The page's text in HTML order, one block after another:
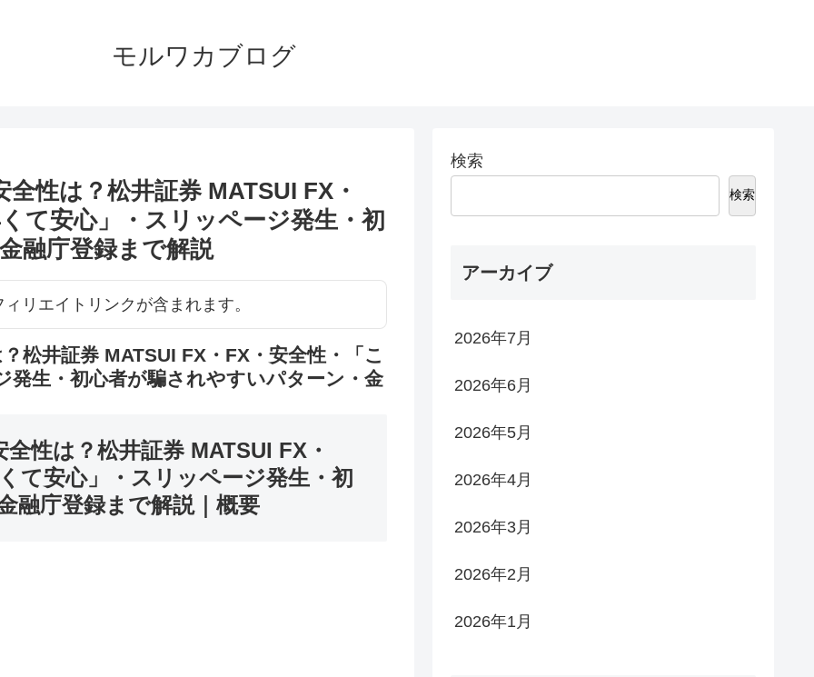
モルワカブログ
性は？松井証券 MATSUI FX・
て安心」・スリッページ発生・初
融庁登録まで解説
リエイトリンクが含まれます。
松井証券 MATSUI FX・FX・安全性・「こ
生・初心者が騙されやすいパターン・金
性は？松井証券 MATSUI FX・
て安心」・スリッページ発生・初
融庁登録まで解説｜概要
検索
検索
アーカイブ
2026年7月
2026年6月
2026年5月
2026年4月
2026年3月
2026年2月
2026年1月